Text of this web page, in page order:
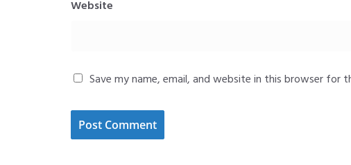
Website
Save my name, email, and website in this browser for